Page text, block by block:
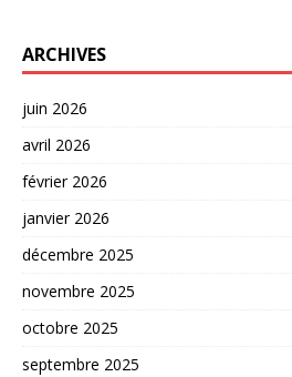
ARCHIVES
juin 2026
avril 2026
février 2026
janvier 2026
décembre 2025
novembre 2025
octobre 2025
septembre 2025